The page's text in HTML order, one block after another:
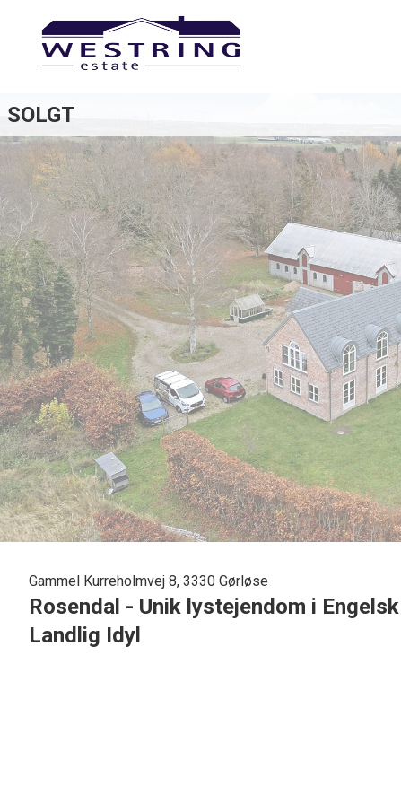
SOLGT
Gammel Kurreholmvej 8, 3330 Gørløse
Rosendal - Unik lystejendom i
Landlig Idyl